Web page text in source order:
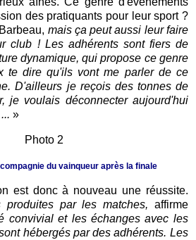
des pratiquants pour leur sport ?
mais ça peut aussi leur faire
club ! Les adhérents sont fiers de
dynamique, qui propose ce genre
te dire qu'ils vont me parler de ce
D'ailleurs je reçois des tonnes de
je voulais déconnecter aujourd'hui
...»
du vainqueur après la finale
est donc à nouveau une réussite.
produites par les matches, affirme
convivial et les échanges avec les
hébergés par des adhérents. Les